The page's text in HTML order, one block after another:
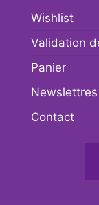
Wishlist
Validation
Panier
Newslettres
Contact